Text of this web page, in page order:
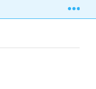
1: Un programa